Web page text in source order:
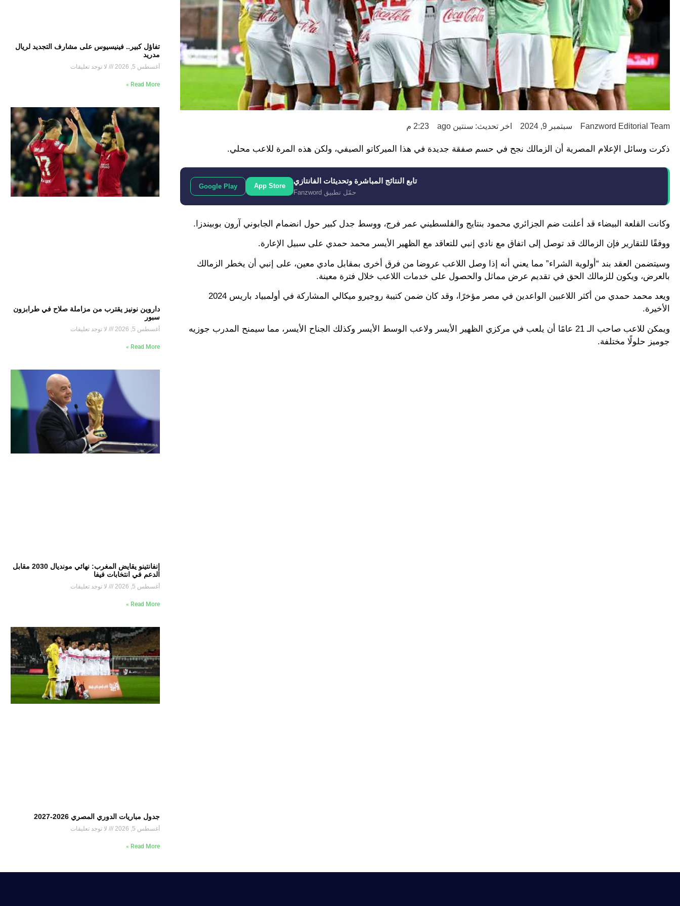
Fanzword Editorial Team سبتمبر 9, 2024 اخر تحديث: سنتين ago 2:23 م
ذكرت وسائل الإعلام المصرية أن الزمالك نجح في حسم صفقة جديدة في هذا الميركاتو الصيفي، ولكن هذه المرة للاعب محلي.
تابع النتائج المباشرة وتحديثات الفانتازي
حمّل تطبيق Fanzword
App Store
Google Play
وكانت القلعة البيضاء قد أعلنت ضم الجزائري محمود بنتايج والفلسطيني عمر فرج، ووسط جدل كبير حول انضمام الجابوني آرون بوبيندزا.
ووفقًا للتقارير فإن الزمالك قد توصل إلى اتفاق مع نادي إنبي للتعاقد مع الظهير الأيسر محمد حمدي على سبيل الإعارة.
وسيتضمن العقد بند “أولوية الشراء” مما يعني أنه إذا وصل اللاعب عروضا من فرق أخرى بمقابل مادي معين، على إنبي أن يخطر الزمالك
بالعرض، ويكون للزمالك الحق في تقديم عرض مماثل والحصول على خدمات اللاعب خلال فترة معينة.
ويعد محمد حمدي من أكثر اللاعبين الواعدين في مصر مؤخرًا، وقد كان ضمن كتيبة روجيرو ميكالي المشاركة في أولمبياد باريس 2024
الأخيرة.
ويمكن للاعب صاحب الـ 21 عامًا أن يلعب في مركزي الظهير الأيسر ولاعب الوسط الأيسر وكذلك الجناح الأيسر، مما سيمنح المدرب جوزيه
جوميز حلولًا مختلفة.
تفاؤل كبير.. فينيسيوس على مشارف التجديد لريال
مدريد
أغسطس 5, 2026 لا توجد تعليقات
Read More »
داروين نونيز يقترب من مزاملة صلاح في طرابزون
سبور
أغسطس 5, 2026 لا توجد تعليقات
Read More »
إنفانتينو يقايض المغرب: نهائي مونديال 2030 مقابل
الدعم في انتخابات فيفا
أغسطس 5, 2026 لا توجد تعليقات
Read More »
جدول مباريات الدوري المصري 2026-2027
أغسطس 5, 2026 لا توجد تعليقات
Read More »